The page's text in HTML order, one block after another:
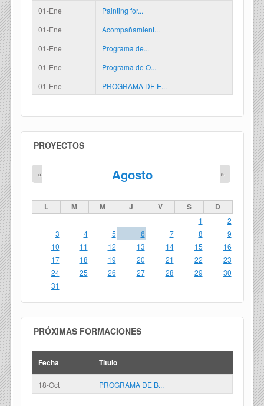
01-Ene
Painting for...
01-Ene
Acompañamient...
01-Ene
Programa de...
01-Ene
Programa de O...
01-Ene
PROGRAMA DE E...
PROYECTOS
Agosto
« »
L M M J V S D
1
2
3
4 5 6 7 8
9
10
11 12 13 14 15
16
17
18 19 20 21 22
23
24
25 26 27 28 29
30
31
PRÓXIMAS FORMACIONES
Fecha Titulo
18-Oct PROGRAMA DE B...